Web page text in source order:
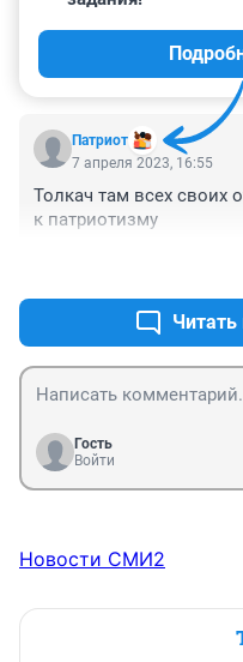
Ветераны вечны...
Пaтриот
7 апреля 2023, 16:55
Толкач там всех своих
к патриотизму
Гость
Войти
Новости СМИ2